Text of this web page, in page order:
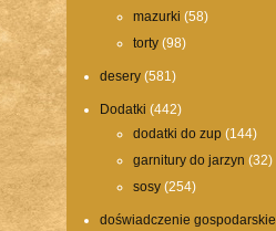
mazurki (58)
torty (98)
desery (581)
Dodatki (442)
dodatki do zup (144)
garnitury do jarzyn (32)
sosy (254)
doświadczenie gospodarskie